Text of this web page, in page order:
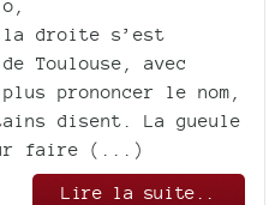
la droite s’est
Toulouse, avec
prononcer le nom,
disent. La gueule
faire (...)
Lire la suite..